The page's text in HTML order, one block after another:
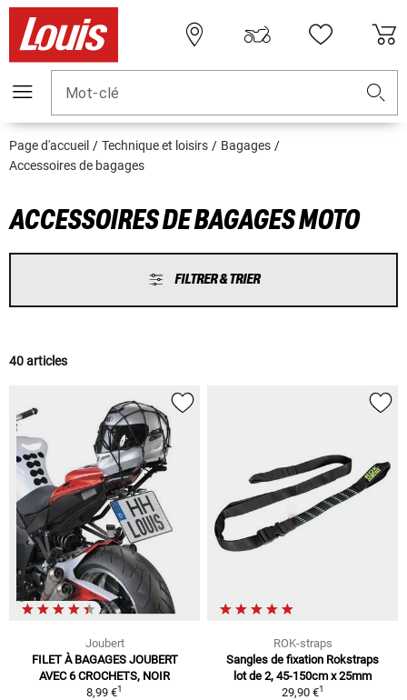
Mot-clé
Page d'accueil Technique et loisirs
Bagages
Accessoires de bagages
ACCESSOIRES DE BAGAGES MOTO
FILTRER & TRIER
40 articles
Joubert
FILET À BAGAGES JOUBERT
AVEC 6 CROCHETS, NOIR
8,99 €1
ROK-straps
Sangles de fixation Rokstraps
lot de 2, 45-150cm x 25mm
29,90 €1